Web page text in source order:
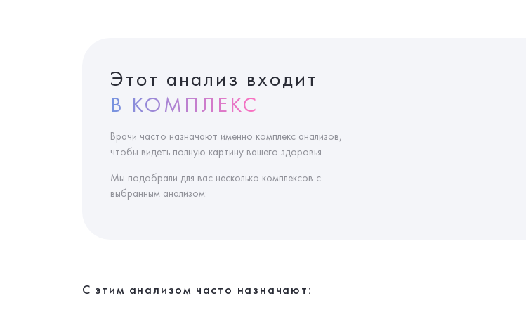
Этот анализ входит
В КОМПЛЕКС
Врачи часто назначают именно комплекс анализов,
чтобы видеть полную картину вашего здоровья.
Мы подобрали для вас несколько комплексов с
выбранным анализом:
С этим анализом часто назначают: